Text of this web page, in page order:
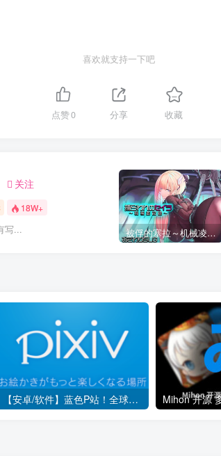
喜欢就支持一下吧
点赞0 分享 收藏
关注
18W+
写... 被俘的塞拉～机械凌辱记录～
【安卓/软件】蓝色P站！全球最大 漫画 插画 小说 创作社群 Pixiv v6.191.1